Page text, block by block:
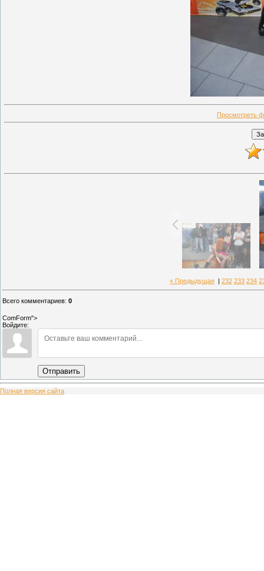
Просмотреть
« Предыдущая 232 233 234
Всего комментариев: 0
ComForm">
Войдите:
Отправить
Полная версия сайта